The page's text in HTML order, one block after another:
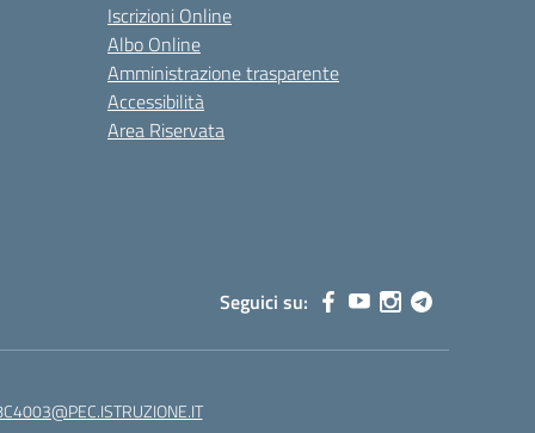
Iscrizioni Online
Albo Online
Amministrazione trasparente
Accessibilità
Area Riservata
Seguici su: